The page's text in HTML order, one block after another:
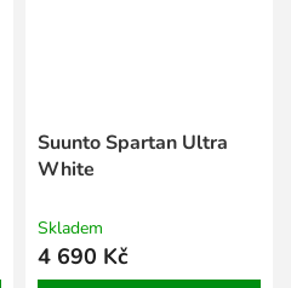
Suunto Spartan Ultra
White
Skladem
4 690 Kč